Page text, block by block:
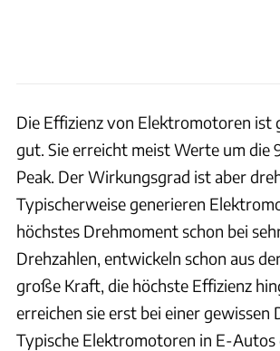
Die Effizienz von Elektromotoren ist
gut. Sie erreicht meist Werte um die
Peak. Der Wirkungsgrad ist aber
Typischerweise generieren
höchstes Drehmoment schon bei
Drehzahlen, entwickeln schon aus
große Kraft, die höchste Effizienz
erreichen sie erst bei einer gewissen
Typische Elektromotoren in E-Autos